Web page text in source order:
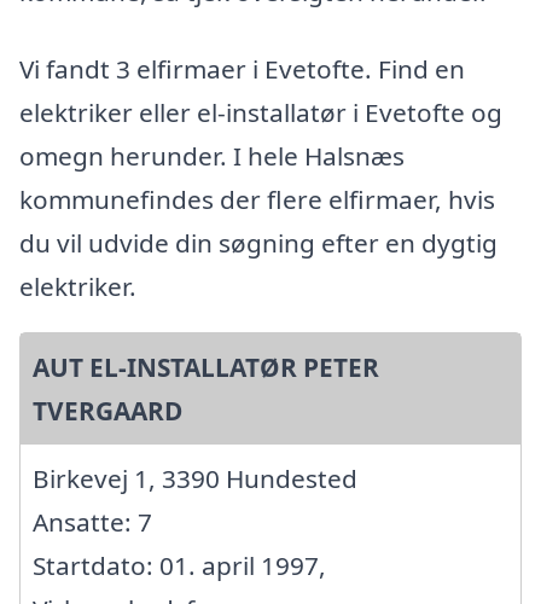
Vi fandt 3 elfirmaer i Evetofte. Find en
elektriker eller el-installatør i Evetofte og
omegn herunder. I hele Halsnæs
kommunefindes der flere elfirmaer, hvis
du vil udvide din søgning efter en dygtig
elektriker.
AUT EL-INSTALLATØR PETER
TVERGAARD
Birkevej 1, 3390 Hundested
Ansatte: 7
Startdato: 01. april 1997,